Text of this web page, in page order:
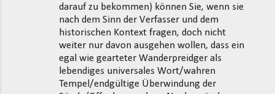
darauf zu bekommen) können Sie, wenn sie
nach dem Sinn der Verfasser und dem
historischen Kontext fragen, doch nicht
weiter nur davon ausgehen wollen, dass ein
egal wie gearteter Wanderpreidger als
lebendiges universales Wort/wahren
Tempel/endgültige Überwindung der